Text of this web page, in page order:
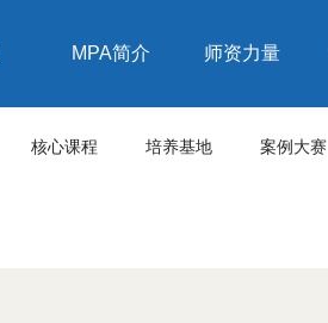
MPA简介 师资力量
核心课程 培养基地 案例大赛